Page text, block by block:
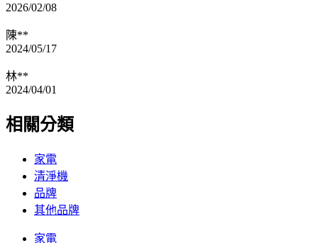
2026/02/08
陳**
2024/05/17
林**
2024/04/01
相關分類
家電
清淨機
品牌
其他品牌
家電